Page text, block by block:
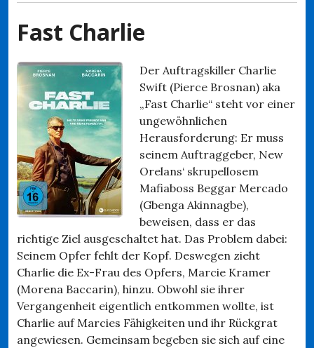
Fast Charlie
Der Auftragskiller Charlie
Swift (Pierce Brosnan) aka
„Fast Charlie“ steht vor einer
ungewöhnlichen
Herausforderung: Er muss
seinem Auftraggeber, New
Orelans‘ skrupellosem
Mafiaboss Beggar Mercado
(Gbenga Akinnagbe),
beweisen, dass er das
richtige Ziel ausgeschaltet hat. Das Problem dabei:
Seinem Opfer fehlt der Kopf. Deswegen zieht
Charlie die Ex-Frau des Opfers, Marcie Kramer
(Morena Baccarin), hinzu. Obwohl sie ihrer
Vergangenheit eigentlich entkommen wollte, ist
Charlie auf Marcies Fähigkeiten und ihr Rückgrat
angewiesen. Gemeinsam begeben sie sich auf eine